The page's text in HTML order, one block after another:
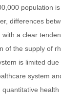
population
differences
a clear
of the supply of
is limited due
system
health